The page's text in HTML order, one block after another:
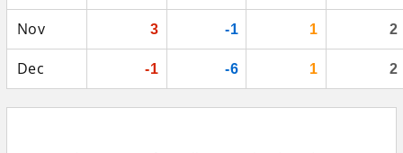
Nov 3 -1 1 2
Dec -1 -6 1 2